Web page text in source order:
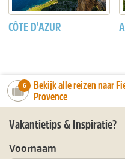
CÔTE D'AZUR
number_of_trips:
6
Bekijk alle reizen naar
Provence
Vakantietips & Inspiratie?
Voornaam